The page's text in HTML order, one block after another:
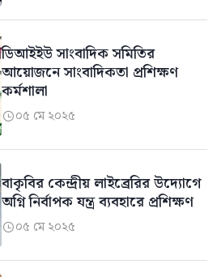
ডিআইইউ সাংবাদিক সমিতির
আয়োজনে সাংবাদিকতা প্রশিক্ষণ
কর্মশালা
০৫ মে ২০২৫
বাকৃবির কেন্দ্রীয় লাইব্রেরির উদ্যোগে
অগ্নি নির্বাপক যন্ত্র ব্যবহারে প্রশিক্ষণ
০৫ মে ২০২৫